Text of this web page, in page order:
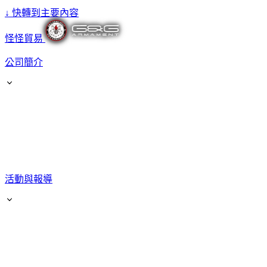
↓ 快轉到主要內容
怪怪貿易
公司簡介
活動與報導